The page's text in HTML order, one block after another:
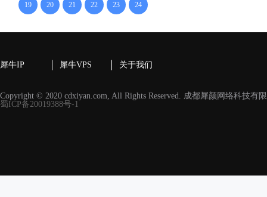
19 20 21 22 23 24
犀牛IP 犀牛VPS 关于我们
Copyright © 2020 cdxiyan.com, All Rights Reserved. 成都犀颜网络科技有
蜀ICP备20019388号-1